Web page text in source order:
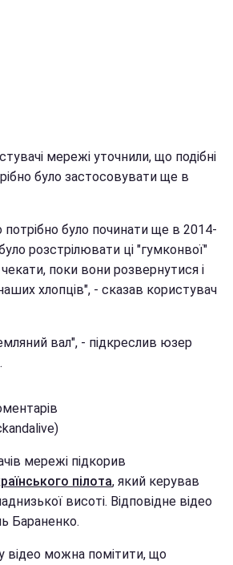
мережі уточнили, що подібні
було застосовувати ще в
було починати ще в 2014-
розстрілювати ці "гумконвої"
поки вони розвернутися і
хлопців", - сказав користувач
вал", - підкреслив юзер
мережі підкорив
пілота, який керував
висоті. Відповідне відео
Бараненко.
відео можна помітити, що